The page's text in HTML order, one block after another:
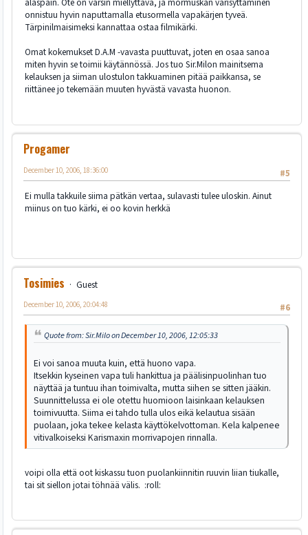
alaspäin. Ote on varsin miellyttävä, ja mormuskan värisyttäminen
onnistuu hyvin naputtamalla etusormella vapakärjen tyveä.
Tärpinilmaisimeksi kannattaa ostaa filmikärki.
Omat kokemukset D.A.M -vavasta puuttuvat, joten en osaa sanoa
miten hyvin se toimii käytännössä. Jos tuo Sir.Milon mainitsema
kelauksen ja siiman ulostulon takkuaminen pitää paikkansa, se
riittänee jo tekemään muuten hyvästä vavasta huonon.
Progamer
#5
December 10, 2006, 18:36:00
Ei mulla takkuile siima pätkän vertaa, sulavasti tulee uloskin. Ainut
miinus on tuo kärki, ei oo kovin herkkä
Tosimies
Guest
#6
December 10, 2006, 20:04:48
Quote from: Sir.Milo on December 10, 2006, 12:05:33
Ei voi sanoa muuta kuin, että huono vapa.
Itsekkin kyseinen vapa tuli hankittua ja päälisinpuolinhan tuo
näyttää ja tuntuu ihan toimivalta, mutta siihen se sitten jääkin.
Suunnittelussa ei ole otettu huomioon laisinkaan kelauksen
toimivuutta. Siima ei tahdo tulla ulos eikä kelautua sisään
puolaan, joka tekee kelasta käyttökelvottoman. Kela kalpenee
vitivalkoiseksi Karismaxin morrivapojen rinnalla.
voipi olla että oot kiskassu tuon puolankiinnitin ruuvin liian tiukalle,
tai sit siellon jotai töhnää välis. :roll: